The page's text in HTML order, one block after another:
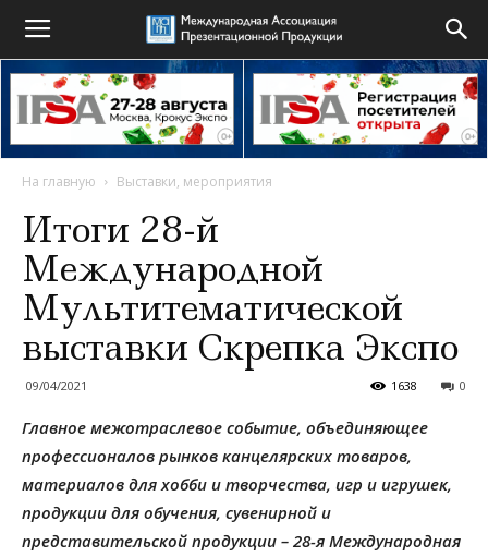
На главную Выставки, мероприятия
Итоги 28-й
Международной
Мультитематической
выставки Скрепка Экспо
09/04/2021 0
1638
Главное межотраслевое событие, объединяющее
профессионалов рынков канцелярских товаров,
материалов для хобби и творчества, игр и игрушек,
продукции для обучения, сувенирной и
представительской продукции – 28-я Международная